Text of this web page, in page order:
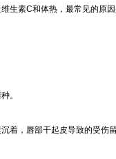
生素C和体热，最常见的原因
。
着，唇部干起皮导致的受伤